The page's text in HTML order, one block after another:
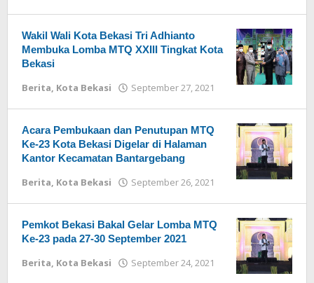
Wakil Wali Kota Bekasi Tri Adhianto
Membuka Lomba MTQ XXIII Tingkat Kota
Bekasi
Berita, Kota Bekasi September 27, 2021
oleh
Acara Pembukaan dan Penutupan MTQ
Ke-23 Kota Bekasi Digelar di Halaman
Kantor Kecamatan Bantargebang
Berita, Kota Bekasi September 26, 2021
oleh
Pemkot Bekasi Bakal Gelar Lomba MTQ
Ke-23 pada 27-30 September 2021
Berita, Kota Bekasi September 24, 2021
oleh
Redaksi